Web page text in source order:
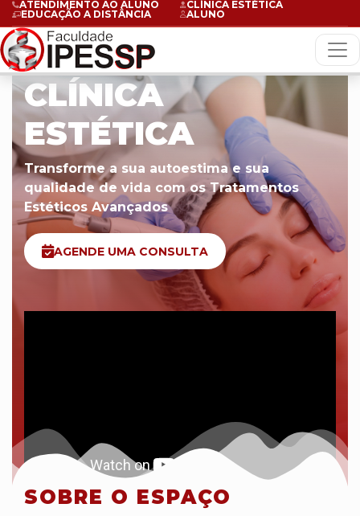
ATENDIMENTO AO ALUNO
CLÍNICA ESTÉTICA
EDUCAÇÃO A DISTÂNCIA
ALUNO
CLÍNICA
ESTÉTICA
Transforme a sua autoestima e sua
qualidade de vida com os Tratamentos
Estéticos Avançados
AGENDE UMA CONSULTA
SOBRE O ESPAÇO